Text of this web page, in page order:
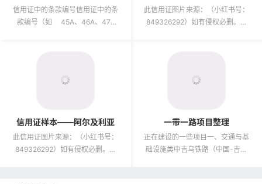
信用证中的条款编号信用证中的条
款编号（如 45A、46A、47A
此信用证图片来源：（小红书号：
849326292）如有侵权必删。非
信用证样本——阿尔及利亚
此信用证图片来源：（小红书号：
849326292）如有侵权必删。非
一带一路项目整理
正在建设的一些项目一、交通与基
础设施类中吉乌铁路（中国-吉尔